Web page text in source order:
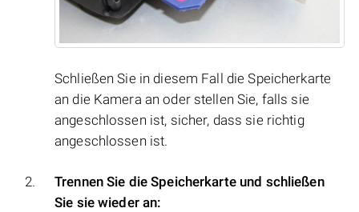
Schließen Sie in diesem Fall die Speicherkarte
an die Kamera an oder stellen Sie, falls sie
angeschlossen ist, sicher, dass sie richtig
angeschlossen ist.
Trennen Sie die Speicherkarte und schließen
Sie sie wieder an: